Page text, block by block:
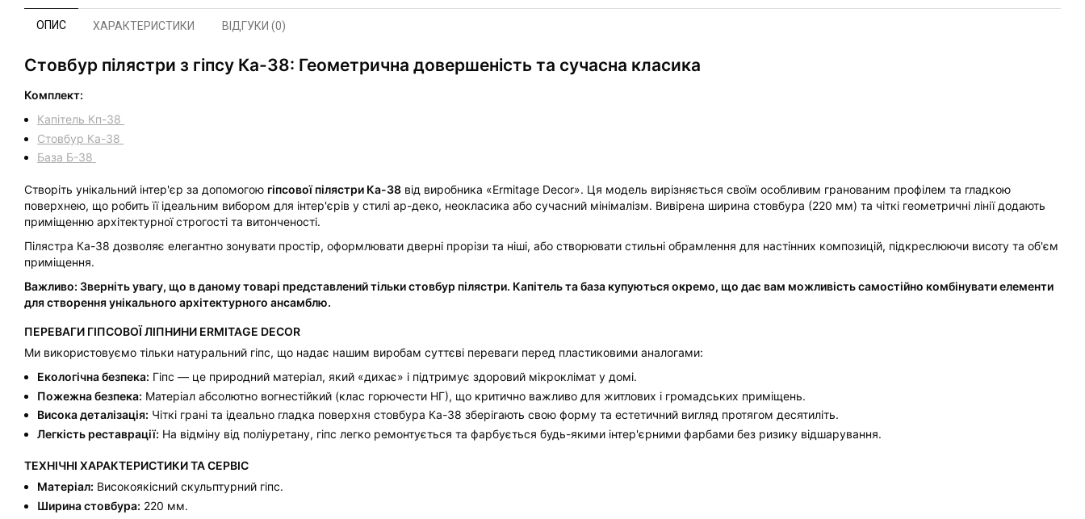
ОПИС ХАРАКТЕРИСТИКИ ВІДГУКИ (0)
Стовбур пілястри з гіпсу Ка-38: Геометрична довершеність та сучасна класика
Комплект:
Капітель Кп-38
Стовбур Ка-38
База Б-38
Створіть унікальний інтер'єр за допомогою гіпсової пілястри Ка-38 від виробника «Ermitage Decor». Ця модель вирізняється своїм особливим гранованим профілем та гладкою
поверхнею, що робить її ідеальним вибором для інтер'єрів у стилі ар-деко, неокласика або сучасний мінімалізм. Вивірена ширина стовбура (220 мм) та чіткі геометричні лінії додають
приміщенню архітектурної строгості та витонченості.
Пілястра Ка-38 дозволяє елегантно зонувати простір, оформлювати дверні прорізи та ніші, або створювати стильні обрамлення для настінних композицій, підкреслюючи висоту та об'єм
приміщення.
Важливо: Зверніть увагу, що в даному товарі представлений тільки стовбур пілястри. Капітель та база купуються окремо, що дає вам можливість самостійно комбінувати елементи
для створення унікального архітектурного ансамблю.
ПЕРЕВАГИ ГІПСОВОЇ ЛІПНИНИ ERMITAGE DECOR
Ми використовуємо тільки натуральний гіпс, що надає нашим виробам суттєві переваги перед пластиковими аналогами:
Екологічна безпека: Гіпс — це природний матеріал, який «дихає» і підтримує здоровий мікроклімат у домі.
Пожежна безпека: Матеріал абсолютно вогнестійкий (клас горючести НГ), що критично важливо для житлових і громадських приміщень.
Висока деталізація: Чіткі грані та ідеально гладка поверхня стовбура Ка-38 зберігають свою форму та естетичний вигляд протягом десятиліть.
Легкість реставрації: На відміну від поліуретану, гіпс легко ремонтується та фарбується будь-якими інтер'єрними фарбами без ризику відшарування.
ТЕХНІЧНІ ХАРАКТЕРИСТИКИ ТА СЕРВІС
Матеріал: Високоякісний скульптурний гіпс.
Ширина стовбура: 220 мм.